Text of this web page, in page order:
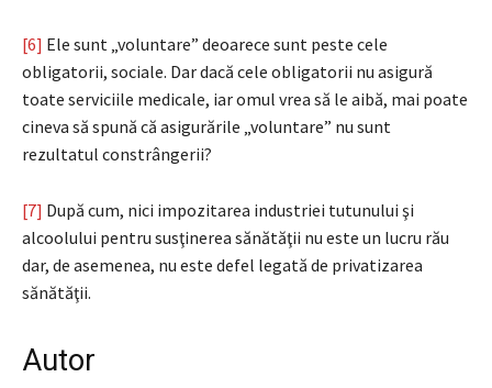
[6] Ele sunt „voluntare” deoarece sunt peste cele
obligatorii, sociale. Dar dacă cele obligatorii nu asigură
toate serviciile medicale, iar omul vrea să le aibă, mai poate
cineva să spună că asigurările „voluntare” nu sunt
rezultatul constrângerii?
[7] După cum, nici impozitarea industriei tutunului şi
alcoolului pentru susţinerea sănătăţii nu este un lucru rău
dar, de asemenea, nu este defel legată de privatizarea
sănătăţii.
Autor